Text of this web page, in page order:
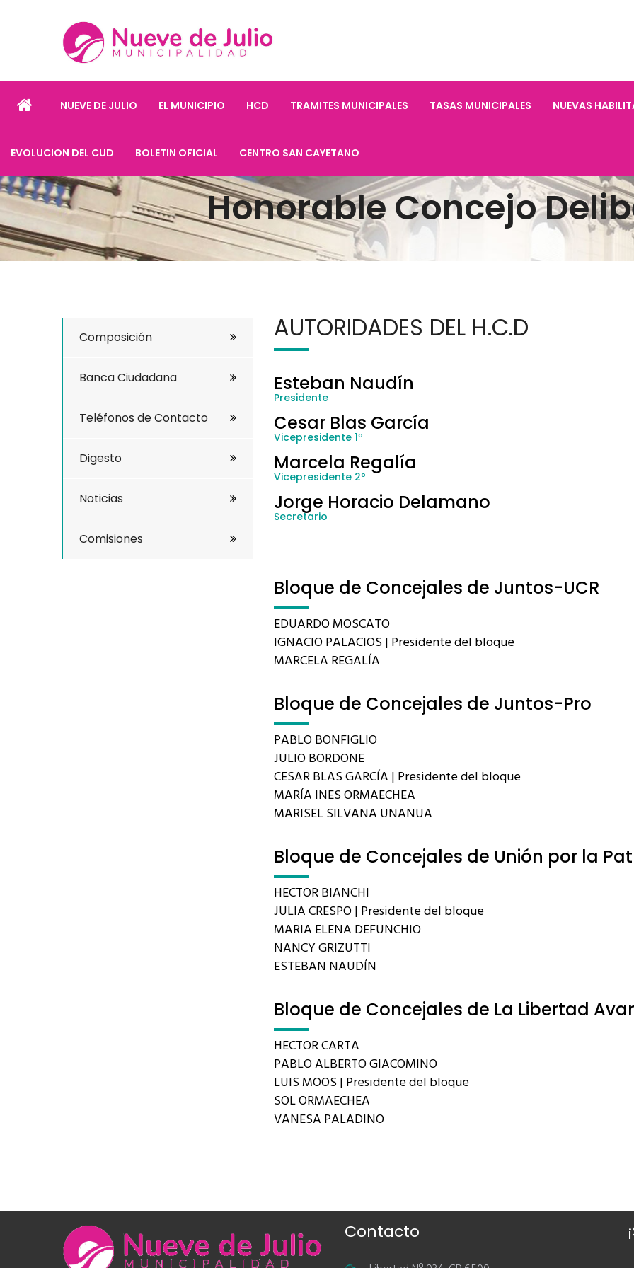
NUEVE DE JULIO EL MUNICIPIO HCD TRAMITES MUNICIPALES TASAS MUNICIPALES NUEVAS
EVOLUCION DEL CUD BOLETIN OFICIAL CENTRO SAN CAYETANO
Honorable Concejo
AUTORIDADES DEL H.C.D
Esteban Naudín
Presidente
Cesar Blas García
Vicepresidente 1º
Marcela Regalía
Vicepresidente 2º
Jorge Horacio Delamano
Secretario
Bloque de Concejales de Juntos-UCR
EDUARDO MOSCATO
IGNACIO PALACIOS | Presidente del bloque
MARCELA REGALÍA
Bloque de Concejales de Juntos-Pro
PABLO BONFIGLIO
JULIO BORDONE
CESAR BLAS GARCÍA | Presidente del bloque
MARÍA INES ORMAECHEA
MARISEL SILVANA UNANUA
Bloque de Concejales de Unión por la
HECTOR BIANCHI
JULIA CRESPO | Presidente del bloque
MARIA ELENA DEFUNCHIO
NANCY GRIZUTTI
ESTEBAN NAUDÍN
Bloque de Concejales de La Libertad
HECTOR CARTA
PABLO ALBERTO GIACOMINO
LUIS MOOS | Presidente del bloque
SOL ORMAECHEA
VANESA PALADINO
Composición
Banca Ciudadana
Teléfonos de Contacto
Digesto
Noticias
Comisiones
Contacto